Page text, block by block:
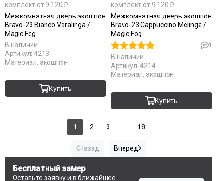
комплект от 9 120 ₽
Межкомнатная дверь экошпон
Bravo-23 Bianco Veralinga /
Magic Fog
В наличии
Артикул: 4213
Материал: экошпон
Купить
комплект от 9 120 ₽
Межкомнатная дверь экошпон
Bravo-23 Cappuccino Melinga /
Magic Fog
1
В наличии
Артикул: 4214
Материал: экошпон
Купить
Назад
1 2 3 18
Вперед
Бесплатный замер
Оставьте заявку и в ближайшее